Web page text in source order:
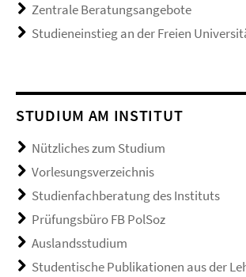
Zentrale Beratungsangebote
Studieneinstieg an der Freien
STUDIUM AM INSTITUT
Nützliches zum Studium
Vorlesungsverzeichnis
Studienfachberatung des Instituts
Prüfungsbüro FB PolSoz
Auslandsstudium
Studentische Publikationen aus der